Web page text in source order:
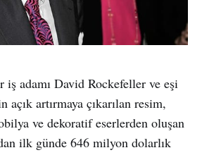
iş adamı David Rockefeller ve eşi
açık artırmaya çıkarılan resim,
ve dekoratif eserlerden oluşan
ilk günde 646 milyon dolarlık